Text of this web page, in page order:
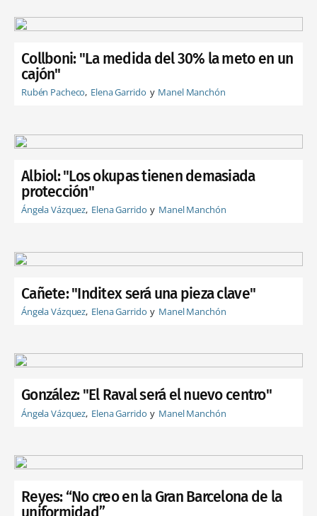
Collboni: "La medida del 30% la meto en un
cajón"
Rubén Pacheco Elena Garrido Manel Manchón
Albiol: "Los okupas tienen demasiada
protección"
Ángela Vázquez Elena Garrido Manel Manchón
Cañete: "Inditex será una pieza clave"
Ángela Vázquez Elena Garrido Manel Manchón
González: "El Raval será el nuevo centro"
Ángela Vázquez Elena Garrido Manel Manchón
Reyes: “No creo en la Gran Barcelona de la